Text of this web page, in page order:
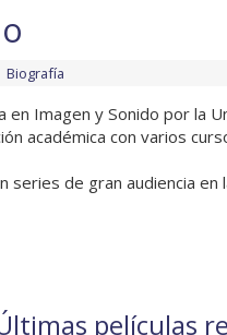
Biografía
en Imagen y Sonido por la
académica con varios
series de gran audiencia
películas